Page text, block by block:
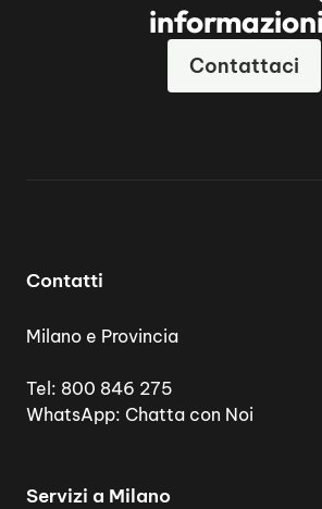
Contattaci
Contatti
Milano e Provincia
Tel: 800 846 275
WhatsApp: Chatta con Noi
Servizi a Milano